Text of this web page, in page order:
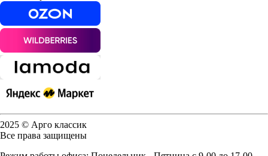
2025 © Арго классик
Все права защищены